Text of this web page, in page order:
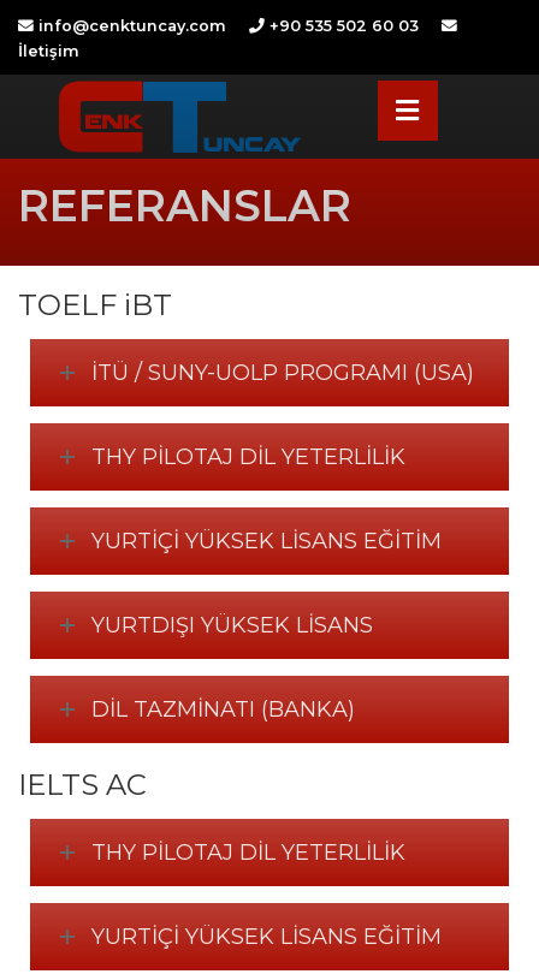
content
info@cenktuncay.com
+90 535 502 60 03
İletişim
REFERANSLAR
TOELF iBT
İTÜ / SUNY-UOLP PROGRAMI (USA)
THY PILOTAJ DIL YETERLILIK
YURTIÇI YÜKSEK LISANS EĞITIM
YURTDIŞI YÜKSEK LISANS
DIL TAZMINATI (BANKA)
IELTS AC
THY PILOTAJ DIL YETERLILIK
YURTIÇI YÜKSEK LISANS EĞITIM